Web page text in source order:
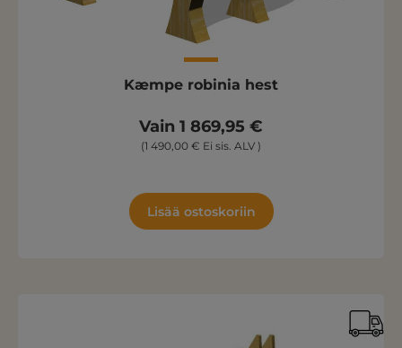
Kæmpe robinia hest
Vain 1 869,95 €
(1 490,00 € Ei sis. ALV )
Lisää ostoskoriin